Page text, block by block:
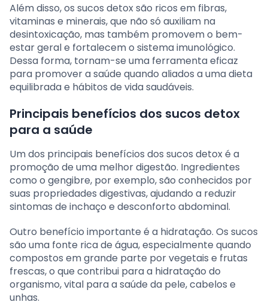
Além disso, os sucos detox são ricos em fibras,
vitaminas e minerais, que não só auxiliam na
desintoxicação, mas também promovem o bem-
estar geral e fortalecem o sistema imunológico.
Dessa forma, tornam-se uma ferramenta eficaz
para promover a saúde quando aliados a uma dieta
equilibrada e hábitos de vida saudáveis.
Principais benefícios dos sucos detox
para a saúde
Um dos principais benefícios dos sucos detox é a
promoção de uma melhor digestão. Ingredientes
como o gengibre, por exemplo, são conhecidos por
suas propriedades digestivas, ajudando a reduzir
sintomas de inchaço e desconforto abdominal.
Outro benefício importante é a hidratação. Os sucos
são uma fonte rica de água, especialmente quando
compostos em grande parte por vegetais e frutas
frescas, o que contribui para a hidratação do
organismo, vital para a saúde da pele, cabelos e
unhas.